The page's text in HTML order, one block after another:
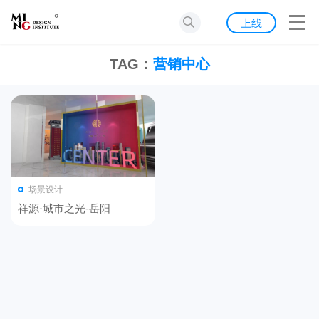
首页
发现
上线
TAG： 营销中心
场景设计
祥源·城市之光-岳阳